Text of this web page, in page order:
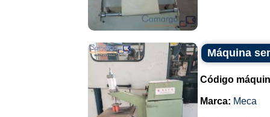
Máquina
Código
Marca: Meca